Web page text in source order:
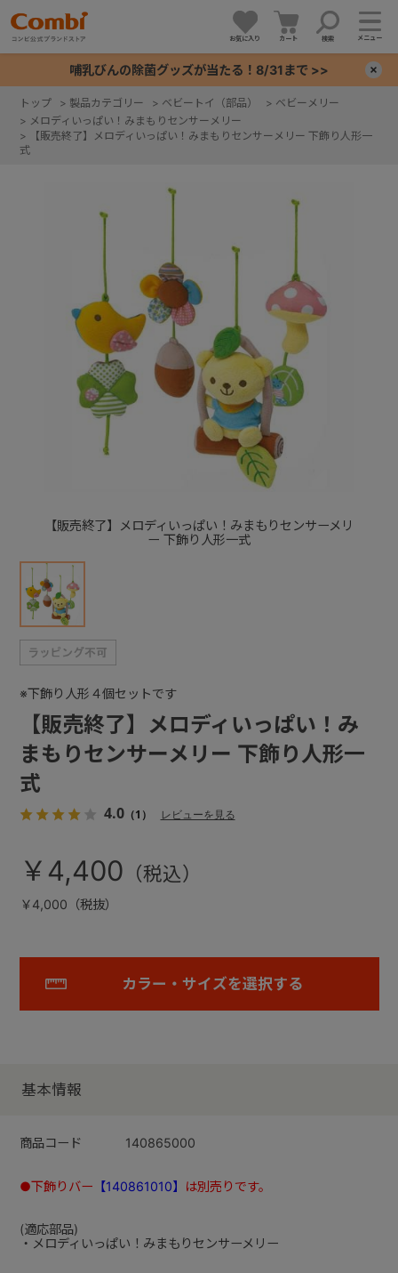
お気に入り カート 検索 メニュー
哺乳びんの除菌グッズが当たる！8/31まで >>
トップ > 製品カテゴリー > ベビートイ（部品） > ベビーメリー
> メロディいっぱい！みまもりセンサーメリー
>
【販売終了】メロディいっぱい！みまもりセンサーメリー 下飾り人形一
式
【販売終了】メロディいっぱい！みまもりセンサーメリ
ー 下飾り人形一式
【販売終了】メロディいっぱい！み
まもりセンサーメリー 下飾り人形一
式
4.0（1） レビューを見る
※下飾り人形４個セットです
￥4,400
￥4,000（税抜）
カラー・サイズを選択する
基本情報
商品コード 140865000
●下飾りバー 【140861010】 は別売りです。
(適応部品)
・メロディいっぱい！みまもりセンサーメリー